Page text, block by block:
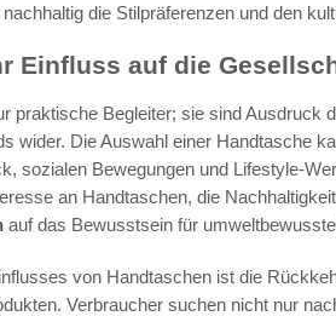
die Stilpräferenzen und den
Einfluss auf die
praktische Begleiter; sie sind Ausdruck
wider. Die Auswahl einer Handtasche
sozialen Bewegungen und Lifestyle-
an Handtaschen, die
auf das Bewusstsein für
von Handtaschen ist die
Verbraucher suchen nicht nur